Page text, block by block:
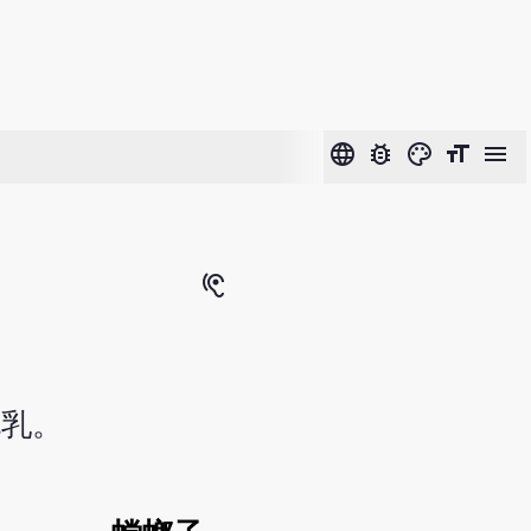
language bug_report color_lens format_size menu
hearing
。